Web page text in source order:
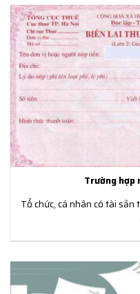
Trường hợp
Tổ chức, cá nhân có tài